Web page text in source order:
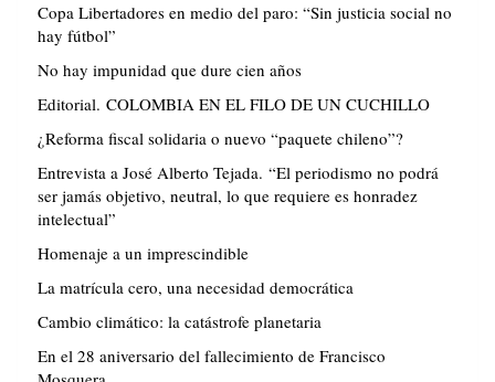
Copa Libertadores en medio del paro: “Sin justicia social no
hay fútbol”
No hay impunidad que dure cien años
Editorial. COLOMBIA EN EL FILO DE UN CUCHILLO
¿Reforma fiscal solidaria o nuevo “paquete chileno”?
Entrevista a José Alberto Tejada. “El periodismo no podrá
ser jamás objetivo, neutral, lo que requiere es honradez
intelectual”
Homenaje a un imprescindible
La matrícula cero, una necesidad democrática
Cambio climático: la catástrofe planetaria
En el 28 aniversario del fallecimiento de Francisco